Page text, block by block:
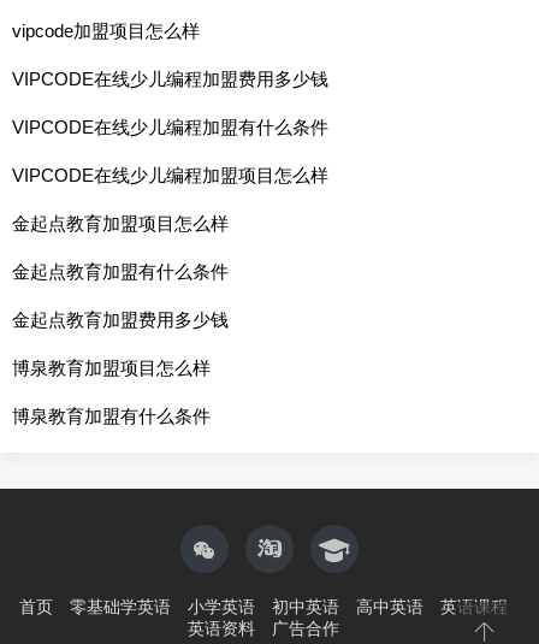
vipcode加盟项目怎么样
VIPCODE在线少儿编程加盟费用多少钱
VIPCODE在线少儿编程加盟有什么条件
VIPCODE在线少儿编程加盟项目怎么样
金起点教育加盟项目怎么样
金起点教育加盟有什么条件
金起点教育加盟费用多少钱
博泉教育加盟项目怎么样
博泉教育加盟有什么条件
首页 零基础学英语 小学英语 初中英语 高中英语
英语课程
英语资料
广告合作